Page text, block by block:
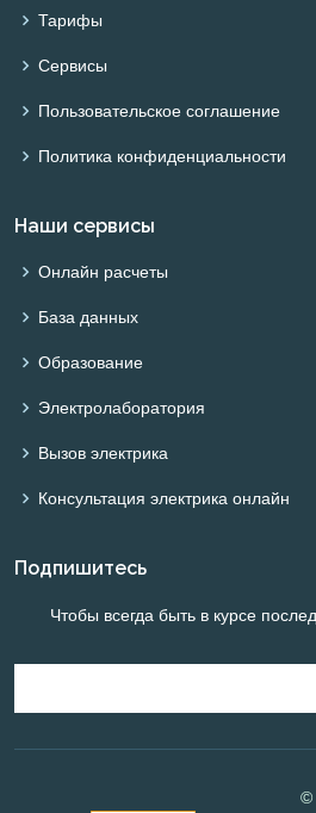
Тарифы
Сервисы
Пользовательское соглашение
Политика конфиденциальности
Наши сервисы
Онлайн расчеты
База данных
Образование
Электролаборатория
Вызов электрика
Консультация электрика онлайн
Подпишитесь
Чтобы всегда быть в курсе
©